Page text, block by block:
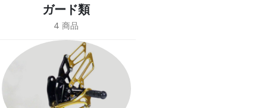
ガード類
4 商品